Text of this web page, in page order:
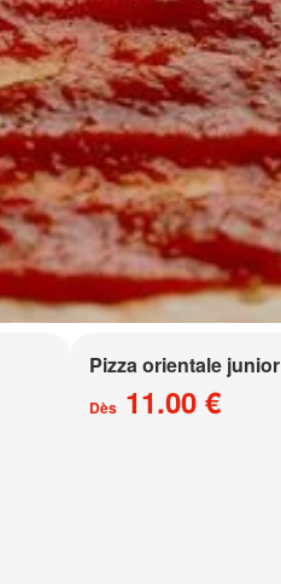
Pizza orientale junior
Dès 11.00 €